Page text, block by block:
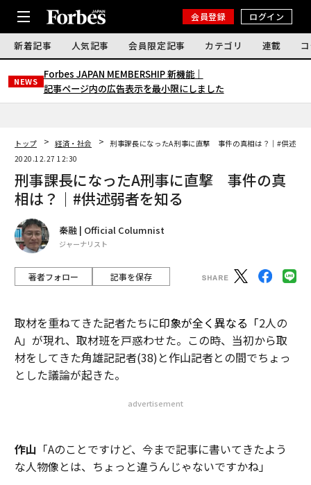
会員登録 ログイン
新着記事 人気記事 会員限定記事 カテゴリ 連載
NEWS
Forbes JAPAN MEMBERSHIP 新機能｜
記事ページ内の広告表示を最小限にしました
トップ 経済・社会
刑事課長になったA刑事に直撃 事件の真相は？｜#供述弱
2020.12.27 12:30
刑事課長になったA刑事に直撃 事件の真
相は？｜#供述弱者を知る
秦融 | Official Columnist
ジャーナリスト
著者フォロー 記事を保存
取材を重ねてきた記者たちに印象が全く異なる「2人の
A」が現れ、取材班を戸惑わせた。この時、当初から取
材をしてきた角雄記記者(38)と作山記者との間でちょっ
とした議論が起きた。
advertisement
作山 「Aのことですけど、今まで記事に書いてきたよう
な人物像とは、ちょっと違うんじゃないですかね」